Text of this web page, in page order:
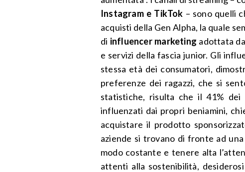
Instagram e TikTok – sono quelli
acquisti della Gen Alpha, la quale
di influencer marketing adottata
e servizi della fascia junior. Gli
stessa età dei consumatori,
preferenze dei ragazzi, che si
statistiche, risulta che il 41%
influenzati dai propri beniamini,
acquistare il prodotto
aziende si trovano di fronte ad
modo costante e tenere alta
attenti alla sostenibilità,